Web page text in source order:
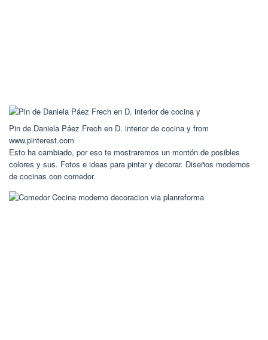
Pin de Daniela Páez Frech en D. interior de cocina y from
www.pinterest.com
Esto ha cambiado, por eso te mostraremos un montón de posibles
colores y sus. Fotos e ideas para pintar y decorar. Diseños modernos
de cocinas con comedor.